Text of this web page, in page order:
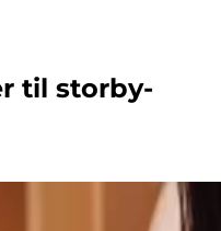
til storby-